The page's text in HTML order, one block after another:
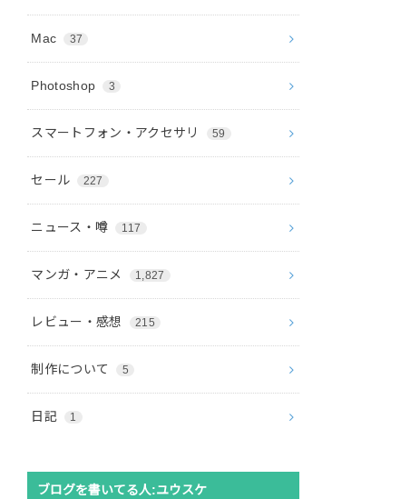
Mac 37
Photoshop 3
スマートフォン・アクセサリ 59
セール 227
ニュース・噂 117
マンガ・アニメ 1,827
レビュー・感想 215
制作について 5
日記 1
ブログを書いてる人:ユウスケ